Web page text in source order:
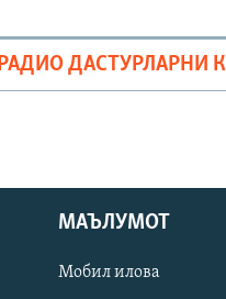
РАДИО ДАСТУРЛАРНИ
МАЪЛУМОТ
Мобил илова